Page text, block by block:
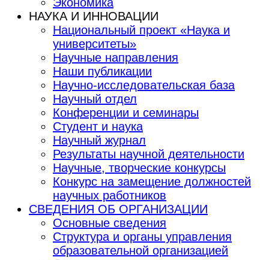
НАУКА И ИННОВАЦИИ
Национальный проект «Наука и
университеты»
Научные направления
Наши публикации
Научно-исследовательская база
Научный отдел
Конференции и семинары
Студент и наука
Научный журнал
Результаты научной деятельности
Научные, творческие конкурсы
Конкурс на замещение должностей
научных работников
СВЕДЕНИЯ ОБ ОРГАНИЗАЦИИ
Основные сведения
Структура и органы управления
образовательной организацией